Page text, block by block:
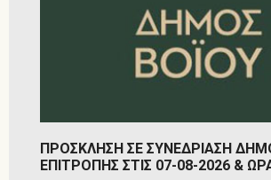
ΠΡΟΣΚΛΗΣΗ ΣΕ ΣΥΝΕΔΡΙΑΣΗ
ΕΠΙΤΡΟΠΗΣ ΣΤΙΣ 07-08-2026 &